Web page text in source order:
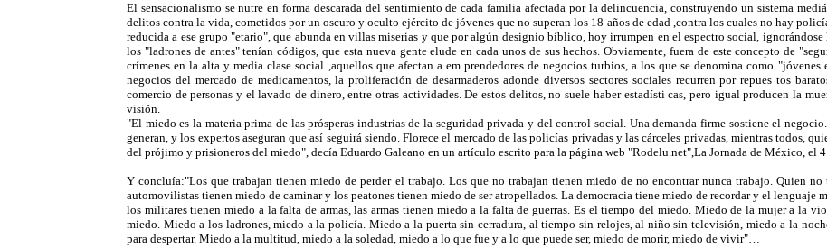
El sensacionalismo se nutre en forma descarada del sentimiento de cada familia afectada por la delincuencia, construyendo un sistema
delitos contra la vida, cometidos por un oscuro y oculto ejército de jóvenes que no superan los 18 años de edad ,contra los cuales no hay
reducida a ese grupo "etario", que abunda en villas miserias y que por algún designio bíblico, hoy irrumpen en el espectro social,
los "ladrones de antes" tenían códigos, que esta nueva gente elude en cada unos de sus hechos. Obviamente, fuera de este concepto de
crímenes en la alta y media clase social ,aquellos que afectan a em prendedores de negocios turbios, a los que se denomina como
negocios del mercado de medicamentos, la proliferación de desarmaderos adonde diversos sectores sociales recurren por repues tos
comercio de personas y el lavado de dinero, entre otras actividades. De estos delitos, no suele haber estadísti cas, pero igual producen la
visión.
"El miedo es la materia prima de las prósperas industrias de la seguridad privada y del control social. Una demanda firme sostiene el
generan, y los expertos aseguran que así seguirá siendo. Florece el mercado de las policías privadas y las cárceles privadas, mientras todos,
del prójimo y prisioneros del miedo", decía Eduardo Galeano en un artículo escrito para la página web "Rodelu.net",La Jornada de México, el
Y concluía:"Los que trabajan tienen miedo de perder el trabajo. Los que no trabajan tienen miedo de no encontrar nunca trabajo. Quien
automovilistas tienen miedo de caminar y los peatones tienen miedo de ser atropellados. La democracia tiene miedo de recordar y el lenguaje
los militares tienen miedo a la falta de armas, las armas tienen miedo a la falta de guerras. Es el tiempo del miedo. Miedo de la mujer a la
miedo. Miedo a los ladrones, miedo a la policía. Miedo a la puerta sin cerradura, al tiempo sin relojes, al niño sin televisión, miedo a la
para despertar. Miedo a la multitud, miedo a la soledad, miedo a lo que fue y a lo que puede ser, miedo de morir, miedo de vivir"…